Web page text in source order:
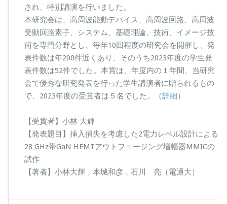
され、特別講演を行いました。
本研究会は、高周波能動デバイス、高周波回路、高周波
受動回路素子、システム、基礎理論、技術、イメージ技
術を専門分野とし、毎年10回程度の研究会を開催し、発
表件数は年200件近くあり、そのうち2023年度の学生発
表件数は52件でした。本賞は、年度内の１年間、当研究
会で優秀な研究発表を行った学生講演者に贈られるもの
で、2023年度の受賞者は５名でした。（詳細）
【受賞者】小林 大輝
【発表題目】挿入損失を考慮した2電力レベル設計による
28 GHz帯GaN HEMTアウトフェージング増幅器MMICの
試作
【著者】小林大輝，本城和彦，石川 亮（電通大）